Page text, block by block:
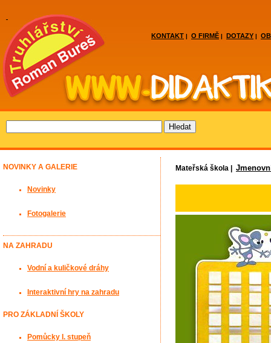
KONTAKT | O FIRMĚ | DOTAZY |
Mateřská škola |
NOVINKY A GALERIE
Novinky
Fotogalerie
NA ZAHRADU
Vodní a kuličkové dráhy
Interaktivní hry na zahradu
PRO ZÁKLADNÍ ŠKOLY
Pomůcky I. stupeň